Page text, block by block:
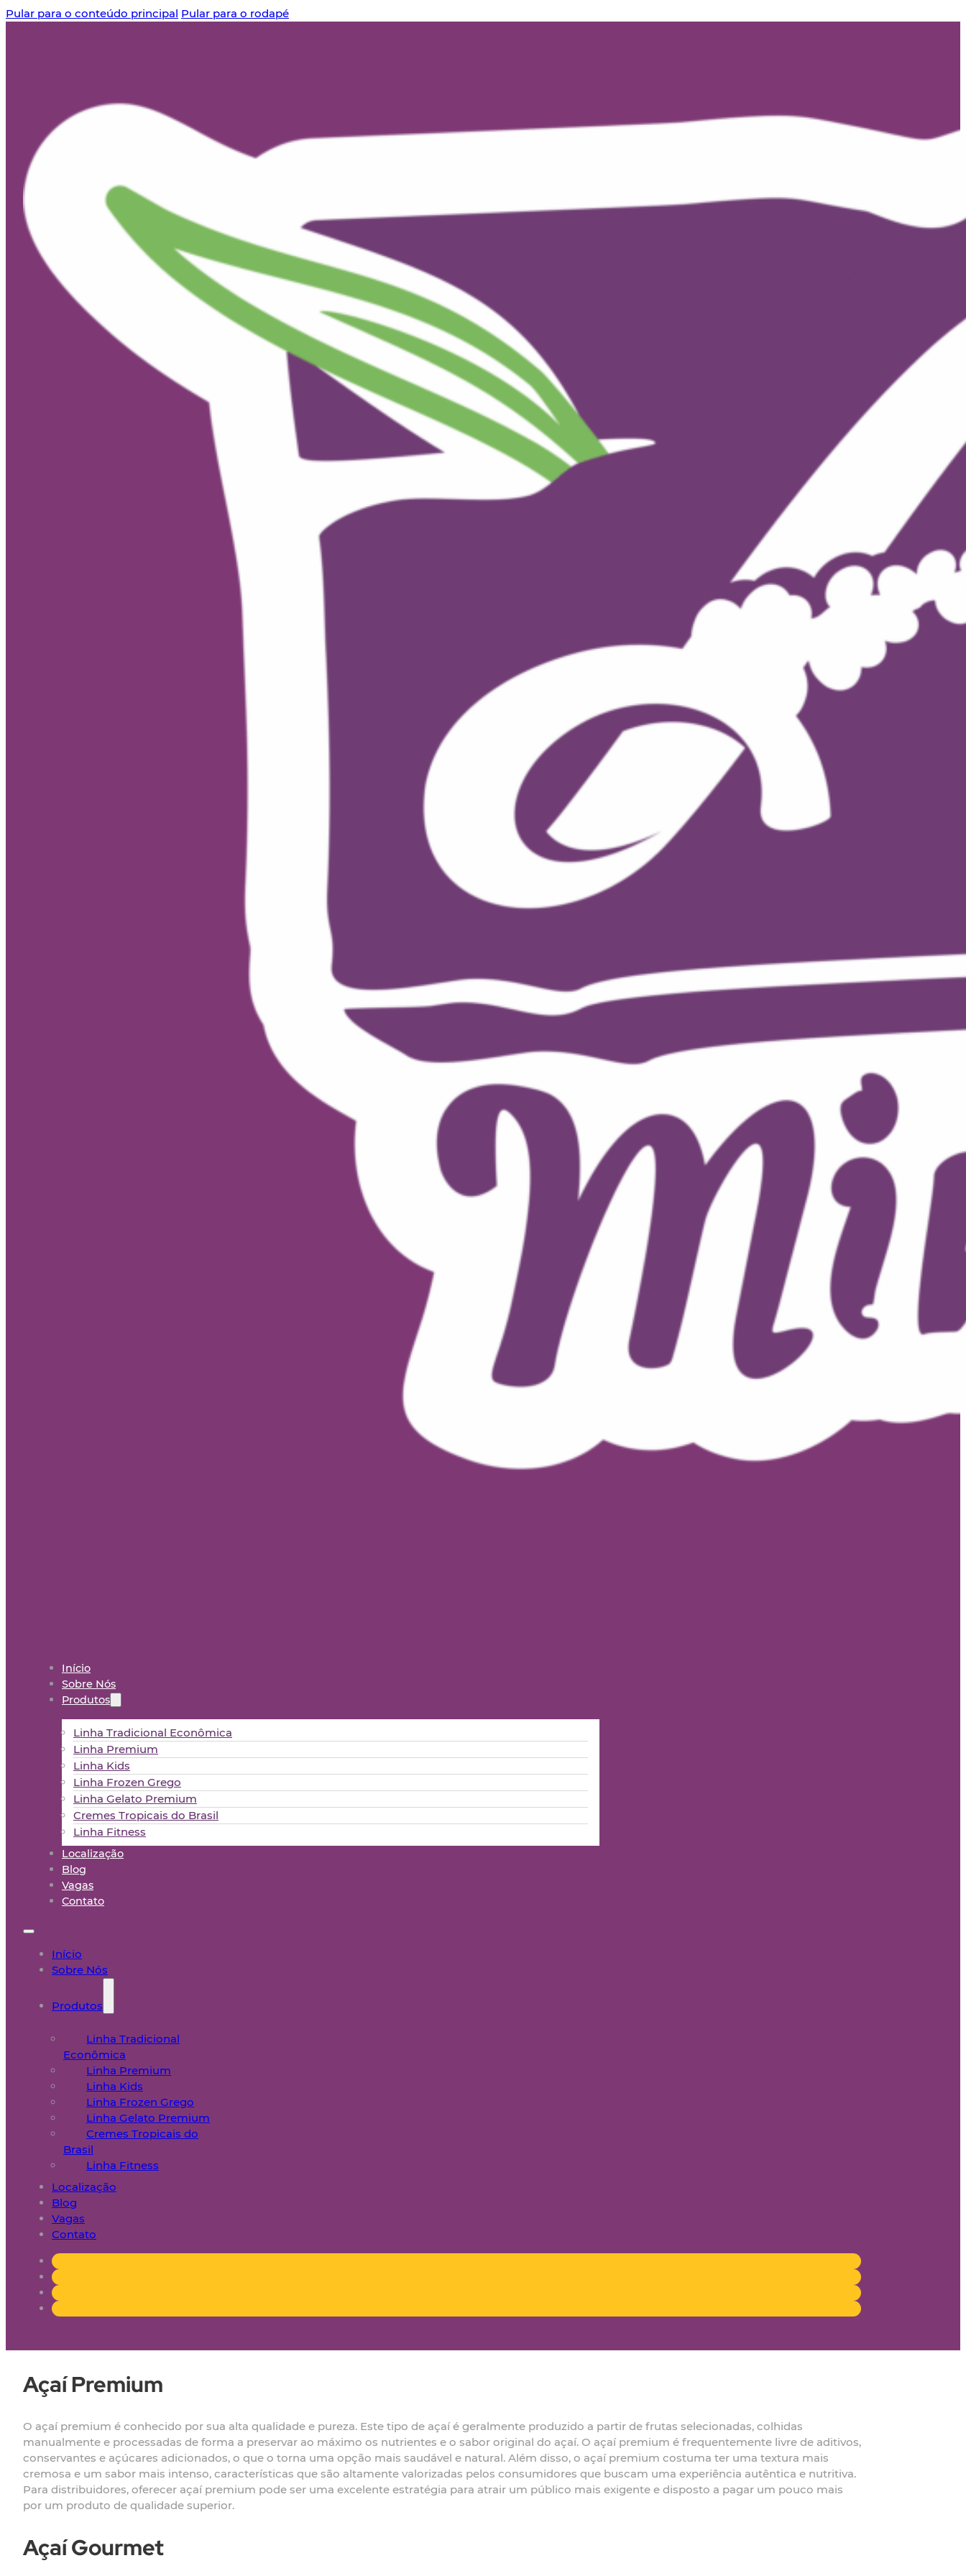
Pular para o conteúdo principal Pular para o rodapé
Início
Sobre Nós
Produtos
Linha Tradicional Econômica
Linha Premium
Linha Kids
Linha Frozen Grego
Linha Gelato Premium
Cremes Tropicais do Brasil
Linha Fitness
Localização
Blog
Vagas
Contato
Início
Sobre Nós
Produtos
Linha Tradicional
Econômica
Linha Premium
Linha Kids
Linha Frozen Grego
Linha Gelato Premium
Cremes Tropicais do
Brasil
Linha Fitness
Localização
Blog
Vagas
Contato
Açaí Premium
O açaí premium é conhecido por sua alta qualidade e pureza. Este tipo de açaí é geralmente produzido a partir de frutas selecionadas, colhidas
manualmente e processadas de forma a preservar ao máximo os nutrientes e o sabor original do açaí. O açaí premium é frequentemente livre de aditivos,
conservantes e açúcares adicionados, o que o torna uma opção mais saudável e natural. Além disso, o açaí premium costuma ter uma textura mais
cremosa e um sabor mais intenso, características que são altamente valorizadas pelos consumidores que buscam uma experiência autêntica e nutritiva.
Para distribuidores, oferecer açaí premium pode ser uma excelente estratégia para atrair um público mais exigente e disposto a pagar um pouco mais
por um produto de qualidade superior.
Açaí Gourmet